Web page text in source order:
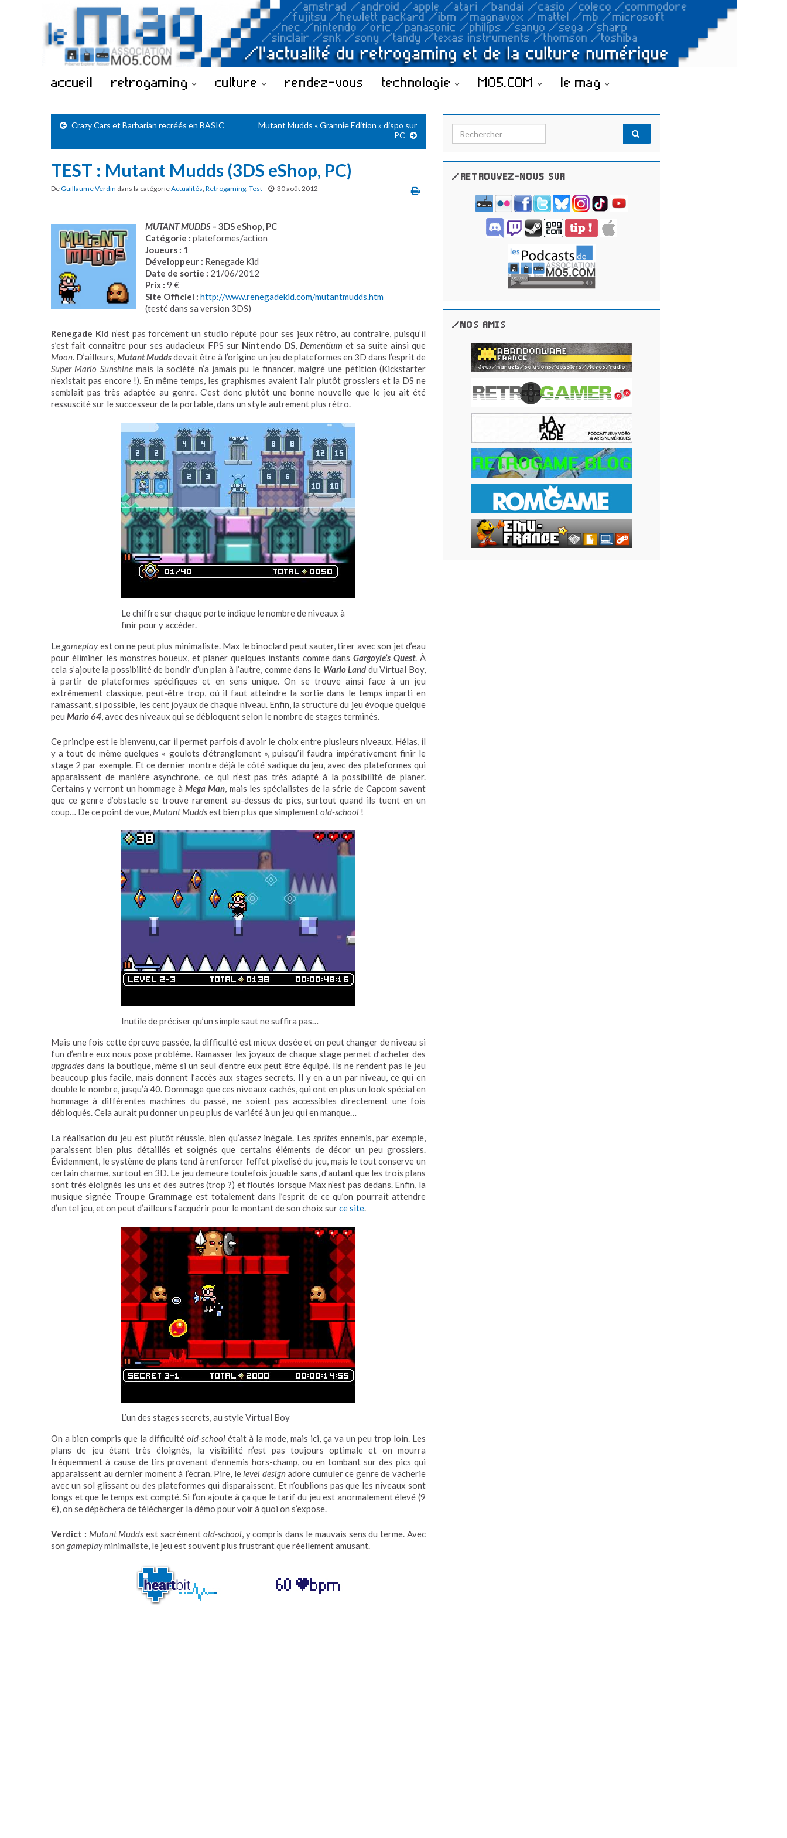
accueil retrogaming culture rendez-vous technologie MO5.COM le mag
Crazy Cars et Barbarian recréés en BASIC
Mutant Mudds « Grannie Edition » dispo sur
PC
TEST : Mutant Mudds (3DS eShop, PC)
DeGuillaume Verdin dans la catégorieActualités, Retrogaming, Test 30 août 2012
MUTANT MUDDS– 3DS eShop, PC
Catégorie : plateformes/action
Joueurs : 1
Développeur : Renegade Kid
Date de sortie : 21/06/2012
Prix : 9 €
Site Officiel : http://www.renegadekid.com/mutantmudds.htm
(testé dans sa version 3DS)
Renegade Kid n’est pas forcément un studio réputé pour ses jeux rétro, au contraire, puisqu’il
s’est fait connaître pour ses audacieux FPS sur Nintendo DS Dementium et sa suite ainsi que
Moon . D’ailleurs,Mutant Muddsdevait être à l’origine un jeu de plateformes en 3D dans l’esprit de
Super Mario Sunshine mais la société n’a jamais pu le financer, malgré une pétition (Kickstarter
n’existait pas encore !). En même temps, les graphismes avaient l’air plutôt grossiers et la DS ne
semblait pas très adaptée au genre. C’est donc plutôt une bonne nouvelle que le jeu ait été
ressuscité sur le successeur de la portable, dans un style autrement plus rétro.
Le chiffre sur chaque porte indique le nombre de niveaux à
finir pour y accéder.
Legameplayest on ne peut plus minimaliste. Max le binoclard peut sauter, tirer avec son jet d’eau
pour éliminer les monstres boueux, et planer quelques instants comme dansGargoyle’s Quest. À
cela s’ajoute la possibilité de bondir d’un plan à l’autre, comme dans le Wario Land du Virtual Boy,
à partir de plateformes spécifiques et en sens unique. On se trouve ainsi face à un jeu
extrêmement classique, peut-être trop, où il faut atteindre la sortie dans le temps imparti en
ramassant, si possible, les cent joyaux de chaque niveau. Enfin, la structure du jeu évoque quelque
peu Mario 64, avec des niveaux qui se débloquent selon le nombre de stages terminés.
Ce principe est le bienvenu, car il permet parfois d’avoir le choix entre plusieurs niveaux. Hélas, il
y a tout de même quelques « goulots d’étranglement », puisqu’il faudra impérativement finir le
stage 2 par exemple. Et ce dernier montre déjà le côté sadique du jeu, avec des plateformes qui
apparaissent de manière asynchrone, ce qui n’est pas très adapté à la possibilité de planer.
Certains y verront un hommage àMega Man , mais les spécialistes de la série de Capcom savent
que ce genre d’obstacle se trouve rarement au-dessus de pics, surtout quand ils tuent en un
coup… De ce point de vue, Mutant Muddsest bien plus que simplementold-school !
Inutile de préciser qu’un simple saut ne suffira pas…
Mais une fois cette épreuve passée, la difficulté est mieux dosée et on peut changer de niveau si
l’un d’entre eux nous pose problème. Ramasser les joyaux de chaque stage permet d’acheter des
upgrades dans la boutique, même si un seul d’entre eux peut être équipé. Ils ne rendent pas le jeu
beaucoup plus facile, mais donnent l’accès aux stages secrets. Il y en a un par niveau, ce qui en
double le nombre, jusqu’à 40. Dommage que ces niveaux cachés, qui ont en plus un look spécial en
hommage à différentes machines du passé, ne soient pas accessibles directement une fois
débloqués. Cela aurait pu donner un peu plus de variété à un jeu qui en manque…
La réalisation du jeu est plutôt réussie, bien qu’assez inégale. Les spritesennemis, par exemple,
paraissent bien plus détaillés et soignés que certains éléments de décor un peu grossiers.
Évidemment, le système de plans tend à renforcer l’effet pixelisé du jeu, mais le tout conserve un
certain charme, surtout en 3D. Le jeu demeure toutefois jouable sans, d’autant que les trois plans
sont très éloignés les uns et des autres (trop ?) et floutés lorsque Max n’est pas dedans. Enfin, la
musique signée Troupe Grammage est totalement dans l’esprit de ce qu’on pourrait attendre
d’un tel jeu, et on peut d’ailleurs l’acquérir pour le montant de son choix surce site
L’un des stages secrets, au style Virtual Boy
On a bien compris que la difficulté old-school était à la mode, mais ici, ça va un peu trop loin. Les
plans de jeu étant très éloignés, la visibilité n’est pas toujours optimale et on mourra
fréquemment à cause de tirs provenant d’ennemis hors-champ, ou en tombant sur des pics qui
apparaissent au dernier moment à l’écran. Pire, lelevel designadore cumuler ce genre de vacherie
avec un sol glissant ou des plateformes qui disparaissent. Et n’oublions pas que les niveaux sont
longs et que le temps est compté. Si l’on ajoute à ça que le tarif du jeu est anormalement élevé (9
€), on se dépêchera de télécharger la démo pour voir à quoi on s’expose.
Verdict : Mutant Muddsest sacrément old-school, y compris dans le mauvais sens du terme. Avec
son gameplayminimaliste, le jeu est souvent plus frustrant que réellement amusant.
Search for:
/RETROUVEZ-NOUS SUR
/NOS AMIS